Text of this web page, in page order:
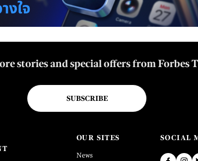
stories and special offers from Forbes
SUBSCRIBE
OUR SITES
News
SOCIAL